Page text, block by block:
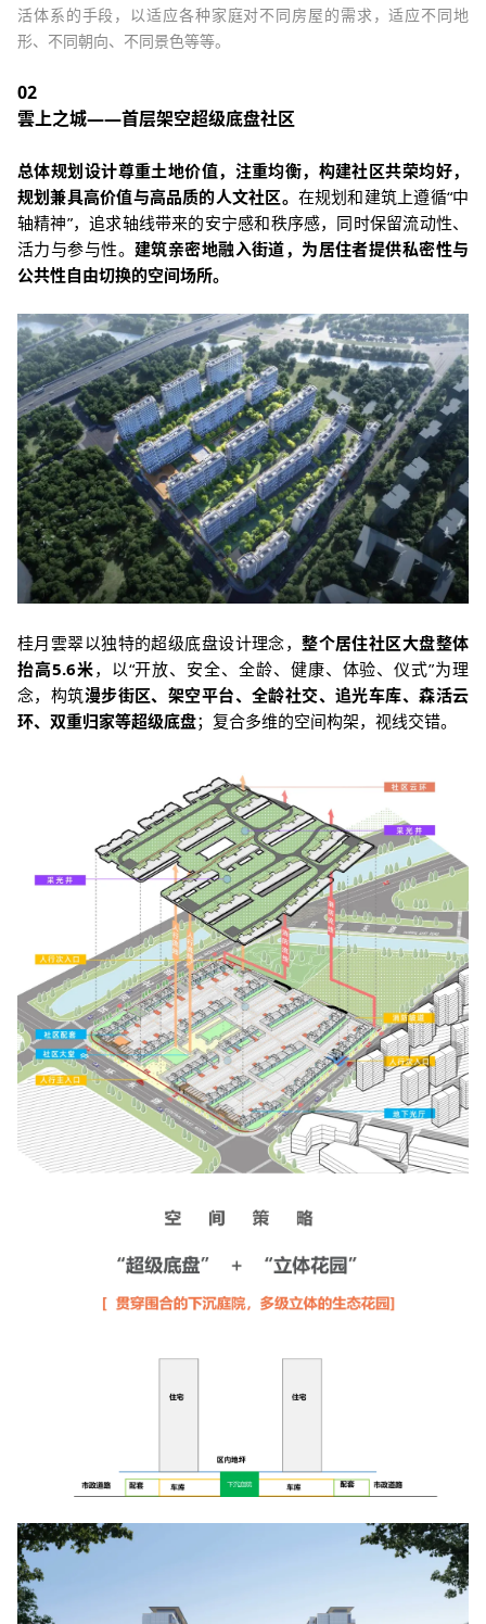
活体系的手段，以适应各种家庭对不同房屋的需求，适应不同地
形、不同朝向、不同景色等等。
02
雲上之城——首层架空超级底盘社区
总体规划设计尊重土地价值，注重均衡，构建社区共荣均好，
规划兼具高价值与高品质的人文社区。 在规划和建筑上遵循“中
轴精神”，追求轴线带来的安宁感和秩序感，同时保留流动性、
活力与参与性。 建筑亲密地融入街道，为居住者提供私密性与
公共性自由切换的空间场所。
桂月雲翠以独特的超级底盘设计理念，整个居住社区大盘整体
抬高5.6米，以“开放、安全、全龄、健康、体验、仪式”为理
念，构筑漫步街区、架空平台、全龄社交、追光车库、森活云
环、双重归家等超级底盘；复合多维的空间构架，视线交错。